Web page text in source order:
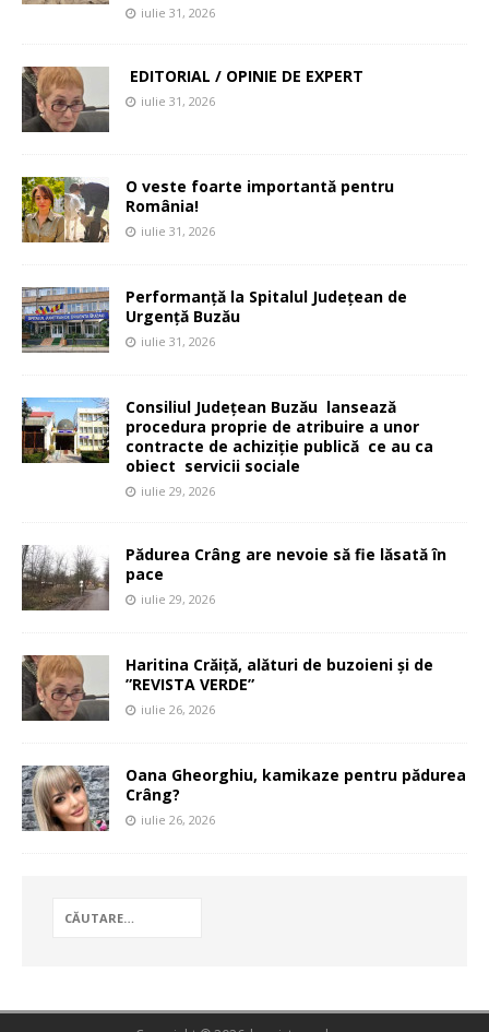
iulie 31, 2026
EDITORIAL / OPINIE DE EXPERT
iulie 31, 2026
O veste foarte importantă pentru
România!
iulie 31, 2026
Performanță la Spitalul Județean de
Urgență Buzău
iulie 31, 2026
Consiliul Județean Buzău lansează
procedura proprie de atribuire a unor
contracte de achiziție publică ce au ca
obiect servicii sociale
iulie 29, 2026
Pădurea Crâng are nevoie să fie lăsată în
pace
iulie 29, 2026
Haritina Crăiță, alături de buzoieni și de
”REVISTA VERDE”
iulie 26, 2026
Oana Gheorghiu, kamikaze pentru pădurea
Crâng?
iulie 26, 2026